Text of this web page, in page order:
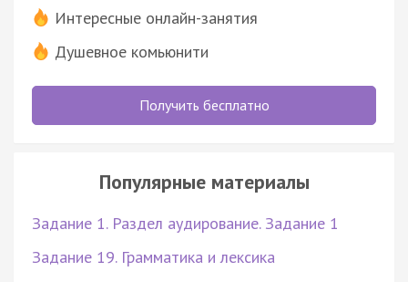
Интересные онлайн-занятия
Душевное комьюнити
Получить бесплатно
Популярные материалы
Задание 1. Раздел аудирование. Задание 1
Задание 19. Грамматика и лексика